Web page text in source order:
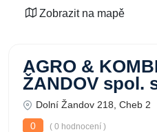
Zobrazit na mapě
AGRO &
ŽANDOV spol.
Dolní Žandov 218, Cheb 2
0
( 0 hodnocení )